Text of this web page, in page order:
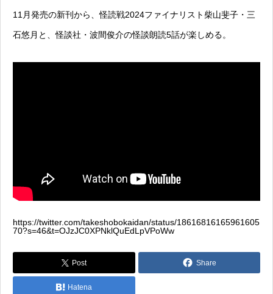
11月発売の新刊から、怪読戦2024ファイナリスト柴山斐子・三
石悠月と、怪談社・波間俊介の怪談朗読5話が楽しめる。
https://twitter.com/takeshobokaidan/status/18616816165961605
70?s=46&t=OJzJC0XPNklQuEdLpVPoWw
Post Share
Hatena